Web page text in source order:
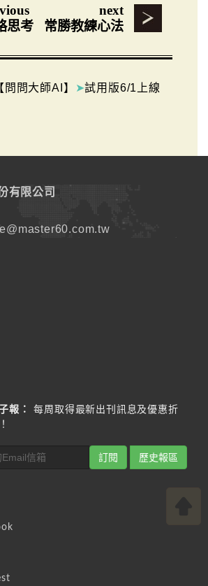
思考
next
常勝教練心法
問問大師AI】 ➤試用版6/1上線
有限公司
報：
每周取得最新出刊訊息及優惠折
訂閱 歷史報區